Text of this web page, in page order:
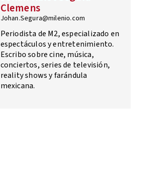
Clemens
Johan.Segura@milenio.com
Periodista de M2, especializado en
espectáculos y entretenimiento.
Escribo sobre cine, música,
conciertos, series de televisión,
reality shows y farándula
mexicana.